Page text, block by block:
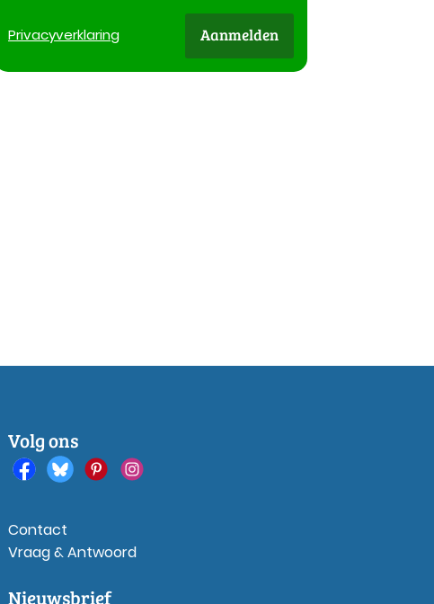
Privacyverklaring Aanmelden
Volg ons
Contact
Vraag & Antwoord
Nieuwsbrief